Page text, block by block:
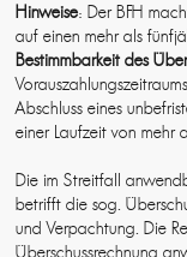
Hinweise: Der BFH
auf einen mehr als
Bestimmbarkeit des
Abschluss eines
einer Laufzeit von mehr
Die im Streitfall
betrifft die sog.
und Verpachtung. Die